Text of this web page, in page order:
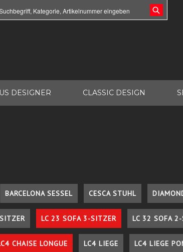
DESIGNER CLASSIC DESIGN
BARCELONA SESSEL CESCA STUHL
LC 23 SOFA 3-SITZER LC 32 SOFA
CHAISE LONGUE LC4 LIEGE LC4 LIEGE